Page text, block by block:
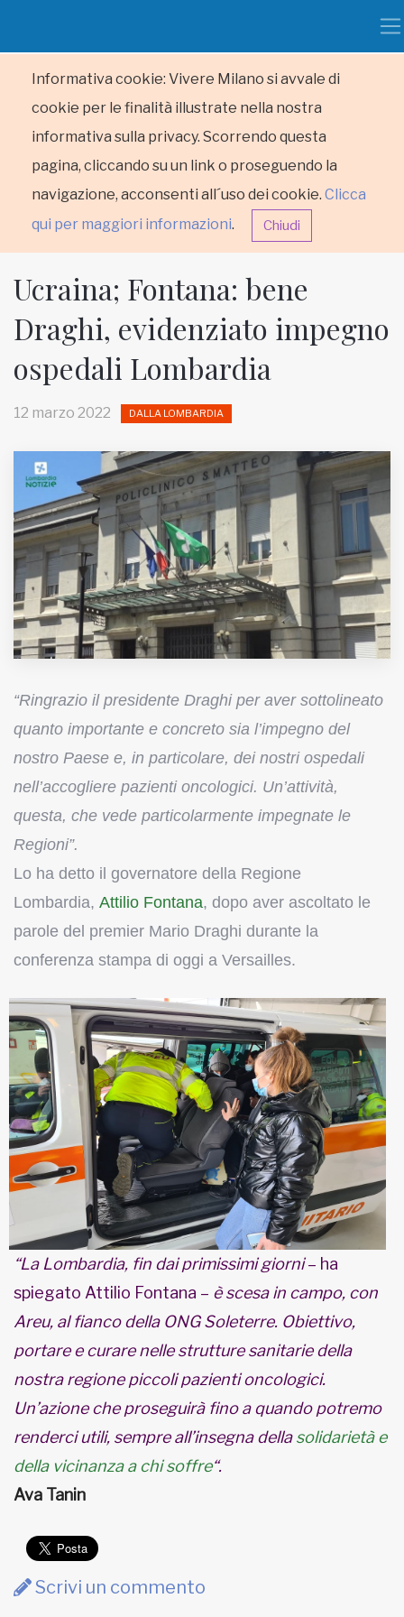
Informativa cookie: Vivere Milano si avvale di
cookie per le finalità illustrate nella nostra
informativa sulla privacy. Scorrendo questa
pagina, cliccando su un link o proseguendo la
navigazione, acconsenti all´uso dei cookie. Clicca
qui per maggiori informazioni. Chiudi
HOME
Inviateci le vostre segnalazioni
Iscriviti alla newsletter
www.viveremilano.info
Fondato e diretto da Enzo De
Bernardis
Informativa sulla privacy
Ucraina; Fontana: bene
Draghi, evidenziato impegno
ospedali Lombardia
12 marzo 2022 DALLA LOMBARDIA
“Ringrazio il presidente Draghi per aver sottolineato
quanto importante e concreto sia l’impegno del
nostro Paese e, in particolare, dei nostri ospedali
nell’accogliere pazienti oncologici. Un’attività,
questa, che vede particolarmente impegnate le
Regioni”.
Lo ha detto il governatore della Regione
Lombardia, Attilio Fontana, dopo aver ascoltato le
parole del premier Mario Draghi durante la
conferenza stampa di oggi a Versailles.
“La Lombardia, fin dai primissimi giorni– ha
spiegato Attilio Fontana – è scesa in campo, con
Areu, al fianco della ONG Soleterre. Obiettivo,
portare e curare nelle strutture sanitarie della
nostra regione piccoli pazienti oncologici.
Un’azione che proseguirà fino a quando potremo
renderci utili, sempre all’insegna dellasolidarietà e
della vicinanza a chi soffre“.
Ava Tanin
Scrivi un commento